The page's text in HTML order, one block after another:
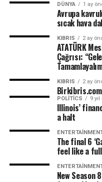
DÜNYA 1 ay
Avrupa
sıcak hava
KIBRIS 2 ay
ATATÜRK
Çağrısı:
KIBRIS 2 ay
Birkibris.com
POLITICS 9
Illinois’
a halt
The final 6
feel like a
New Season